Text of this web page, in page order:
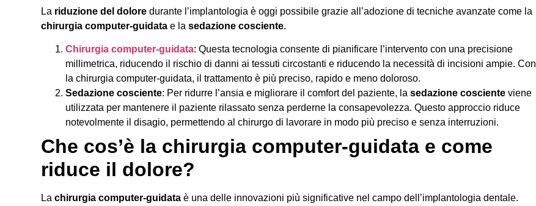
La riduzione del dolore durante l’implantologia è oggi possibile grazie all’adozione di tecniche avanzate come la
chirurgia computer-guidata e lasedazione cosciente.
Chirurgia computer-guidata: Questa tecnologia consente di pianificare l’intervento con una precisione
millimetrica, riducendo il rischio di danni ai tessuti circostanti e riducendo la necessità di incisioni ampie. Con
la chirurgia computer-guidata, il trattamento è più preciso, rapido e meno doloroso.
Sedazione cosciente: Per ridurre l’ansia e migliorare il comfort del paziente, lasedazione cosciente viene
utilizzata per mantenere il paziente rilassato senza perderne la consapevolezza. Questo approccio riduce
notevolmente il disagio, permettendo al chirurgo di lavorare in modo più preciso e senza interruzioni.
Che cos’è la chirurgia computer-guidata e come
riduce il dolore?
Lachirurgia computer-guidata è una delle innovazioni più significative nel campo dell’implantologia dentale.